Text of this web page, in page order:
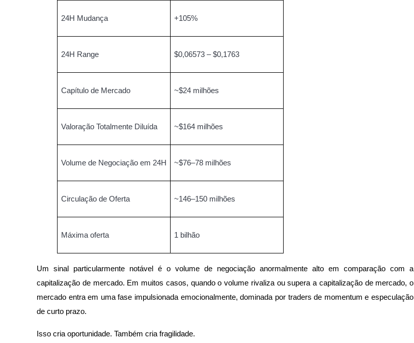
Ganhe recompensas competitivas diariamente
Estacamento
Altos retornos e acesso instantâneo
24H Mudança +105%
24H Range $0,06573 – $0,1763
Capítulo de Mercado ~$24 milhões
Valoração Totalmente Diluída ~$164 milhões
Volume de Negociação em 24H ~$76–78 milhões
Circulação de Oferta ~146–150 milhões
Máxima oferta 1 bilhão
Um sinal particularmente notável é o volume de negociação anormalmente alto em comparação com a
capitalização de mercado. Em muitos casos, quando o volume rivaliza ou supera a capitalização de mercado, o
mercado entra em uma fase impulsionada emocionalmente, dominada por traders de momentum e especulação
de curto prazo.
Isso cria oportunidade. Também cria fragilidade.